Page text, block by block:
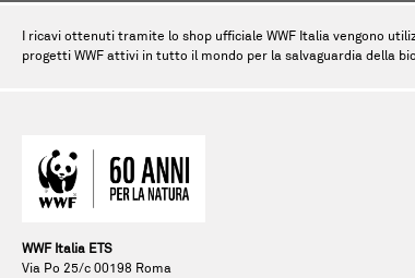
I ricavi ottenuti tramite lo shop ufficiale WWF Italia vengono
progetti WWF attivi in tutto il mondo per la salvaguardia della
WWF Italia ETS
Via Po 25/c 00198 Roma